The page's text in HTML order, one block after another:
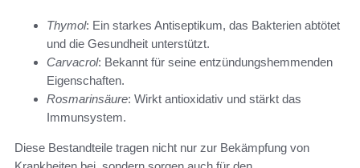
Thymol: Ein starkes Antiseptikum, das Bakterien abtötet
und die Gesundheit unterstützt.
Carvacrol: Bekannt für seine entzündungshemmenden
Eigenschaften.
Rosmarinsäure: Wirkt antioxidativ und stärkt das
Immunsystem.
Diese Bestandteile tragen nicht nur zur Bekämpfung von